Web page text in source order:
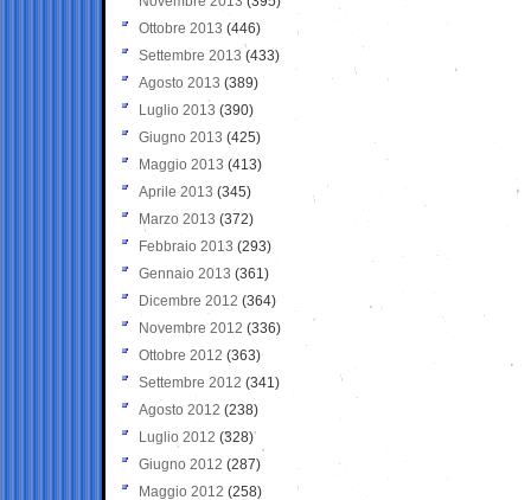
Ottobre 2013 (446)
Settembre 2013 (433)
Agosto 2013 (389)
Luglio 2013 (390)
Giugno 2013 (425)
Maggio 2013 (413)
Aprile 2013 (345)
Marzo 2013 (372)
Febbraio 2013 (293)
Gennaio 2013 (361)
Dicembre 2012 (364)
Novembre 2012 (336)
Ottobre 2012 (363)
Settembre 2012 (341)
Agosto 2012 (238)
Luglio 2012 (328)
Giugno 2012 (287)
Maggio 2012 (258)